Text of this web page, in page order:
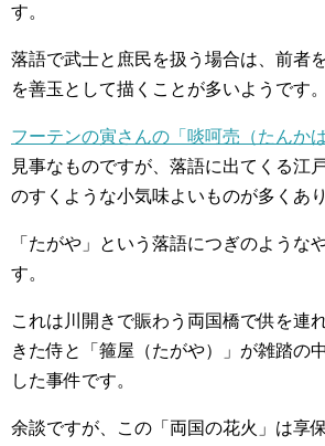
す。
落語で武士と庶民を扱う場合は、前者
を善玉として描くことが多いようです。
フーテンの寅さんの「啖呵売（たんかば
見事なものですが、落語に出てくる江
のすくような小気味よいものが多くあり
「たがや」という落語につぎのような
す。
これは川開きで賑わう両国橋で供を連
きた侍と「箍屋（たがや）」が雑踏の
した事件です。
余談ですが、この「両国の花火」は享